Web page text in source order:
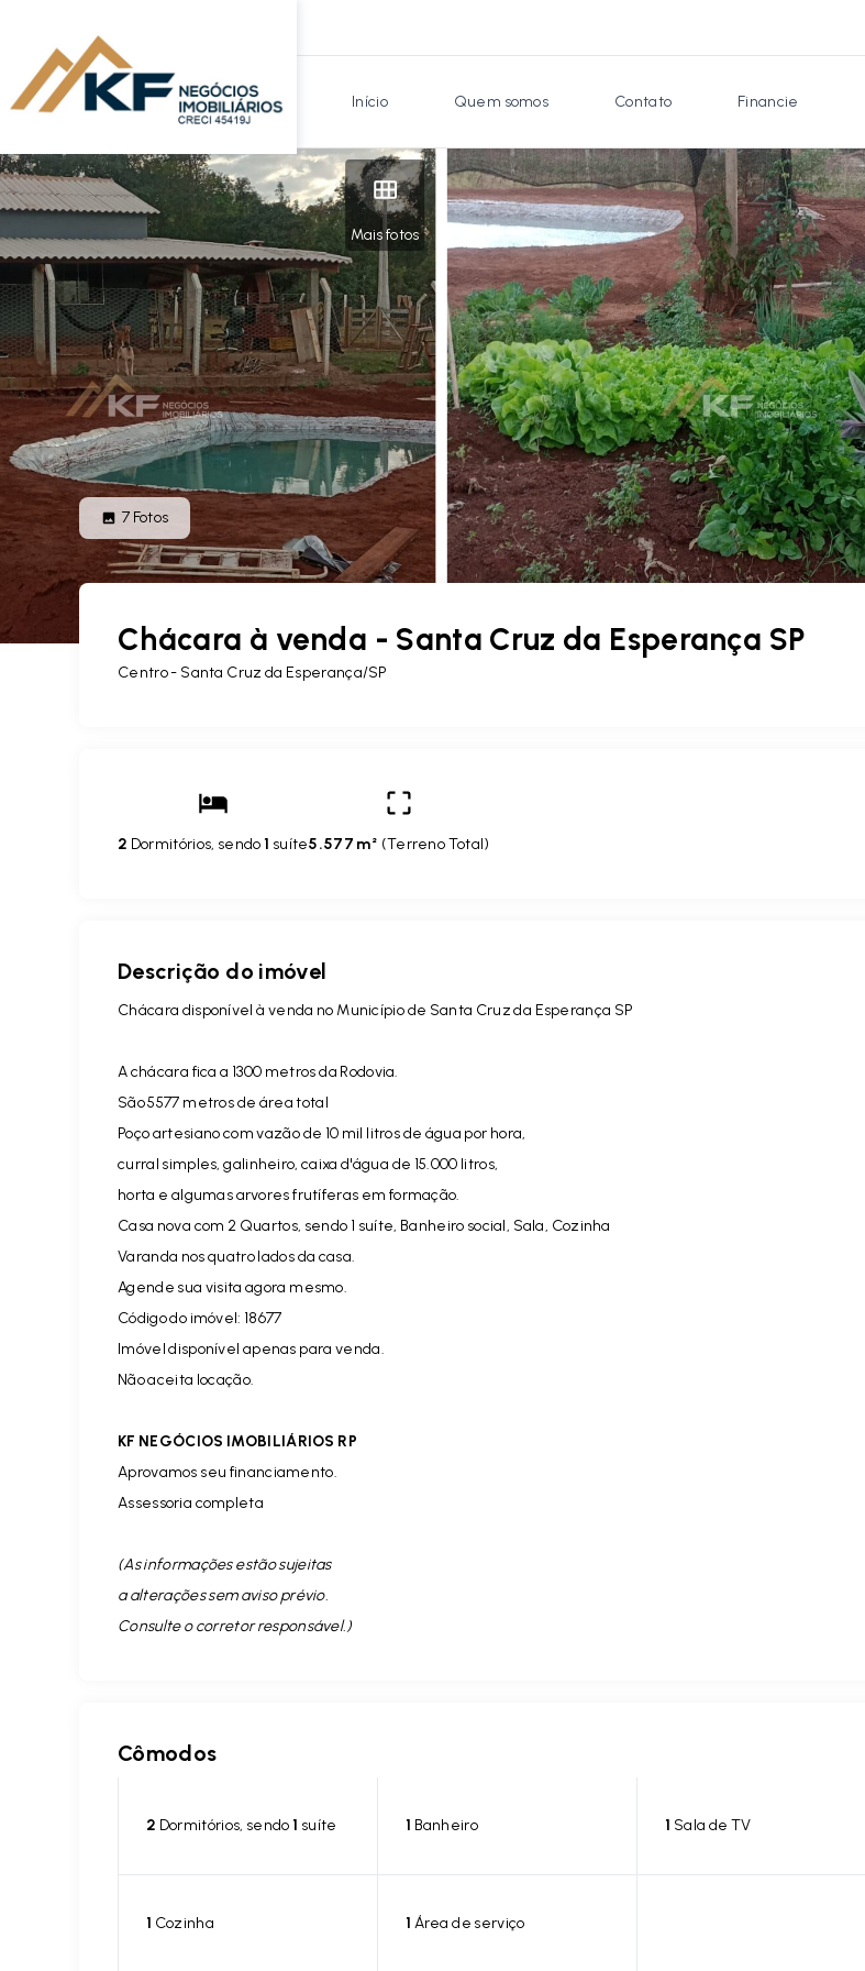
Início Quem somos Contato Financie
Mais fotos
7 Fotos
Chácara à venda - Santa Cruz da Esperança SP
Centro - Santa Cruz da Esperança/SP
2 Dormitórios, sendo1 suíte5.577 m² (Terreno Total)
Descrição do imóvel
Chácara disponível à venda no Município de Santa Cruz da Esperança SP
A chácara fica a 1300 metros da Rodovia.
São 5577 metros de área total
Poço artesiano com vazão de 10 mil litros de água por hora,
curral simples, galinheiro, caixa d'água de 15.000 litros,
horta e algumas arvores frutíferas em formação.
Casa nova com 2 Quartos, sendo 1 suíte, Banheiro social, Sala, Cozinha
Varanda nos quatro lados da casa.
Agende sua visita agora mesmo.
Código do imóvel: 18677
Imóvel disponível apenas para venda.
Não aceita locação.
KF NEGÓCIOS IMOBILIÁRIOS RP
Aprovamos seu financiamento.
Assessoria completa
(As informações estão sujeitas
a alterações sem aviso prévio.
Consulte o corretor responsável. )
Cômodos
2 Dormitórios, sendo1 suíte 1 Banheiro 1 Sala de TV
1 Cozinha 1 Área de serviço